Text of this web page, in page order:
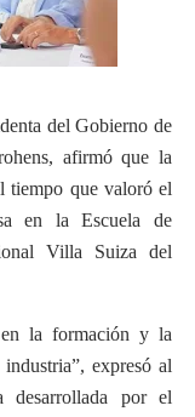
del Gobierno de
afirmó que la
tiempo que valoró el
en la Escuela de
Villa Suiza del
la formación y la
expresó al
desarrollada por el